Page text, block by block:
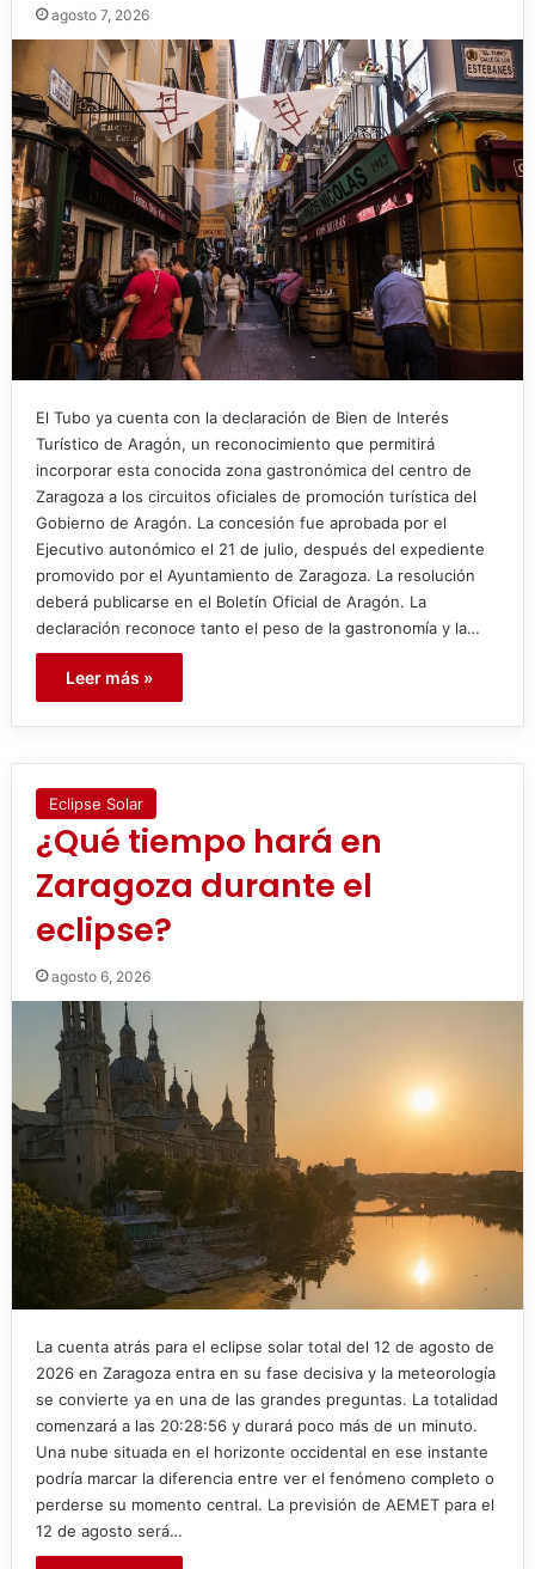
agosto 7, 2026
El Tubo ya cuenta con la declaración de Bien de Interés
Turístico de Aragón, un reconocimiento que permitirá
incorporar esta conocida zona gastronómica del centro de
Zaragoza a los circuitos oficiales de promoción turística del
Gobierno de Aragón. La concesión fue aprobada por el
Ejecutivo autonómico el 21 de julio, después del expediente
promovido por el Ayuntamiento de Zaragoza. La resolución
deberá publicarse en el Boletín Oficial de Aragón. La
declaración reconoce tanto el peso de la gastronomía y la…
Leer más »
Eclipse Solar
¿Qué tiempo hará en
Zaragoza durante el
eclipse?
agosto 6, 2026
La cuenta atrás para el eclipse solar total del 12 de agosto de
2026 en Zaragoza entra en su fase decisiva y la meteorología
se convierte ya en una de las grandes preguntas. La totalidad
comenzará a las 20:28:56 y durará poco más de un minuto.
Una nube situada en el horizonte occidental en ese instante
podría marcar la diferencia entre ver el fenómeno completo o
perderse su momento central. La previsión de AEMET para el
12 de agosto será…